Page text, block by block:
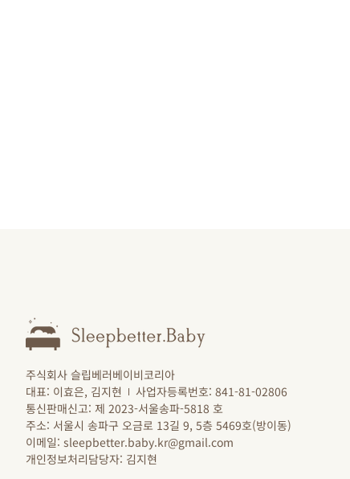
주식회사 슬립베러베이비코리아
대표: 이효은, 김지현
사업자등록번호: 841-81-02806
통신판매신고: 제 2023-서울송파-5818 호
주소: 서울시 송파구 오금로 13길 9, 5층 5469호(방이동)
이메일: sleepbetter.baby.kr@gmail.com
개인정보처리담당자: 김지현